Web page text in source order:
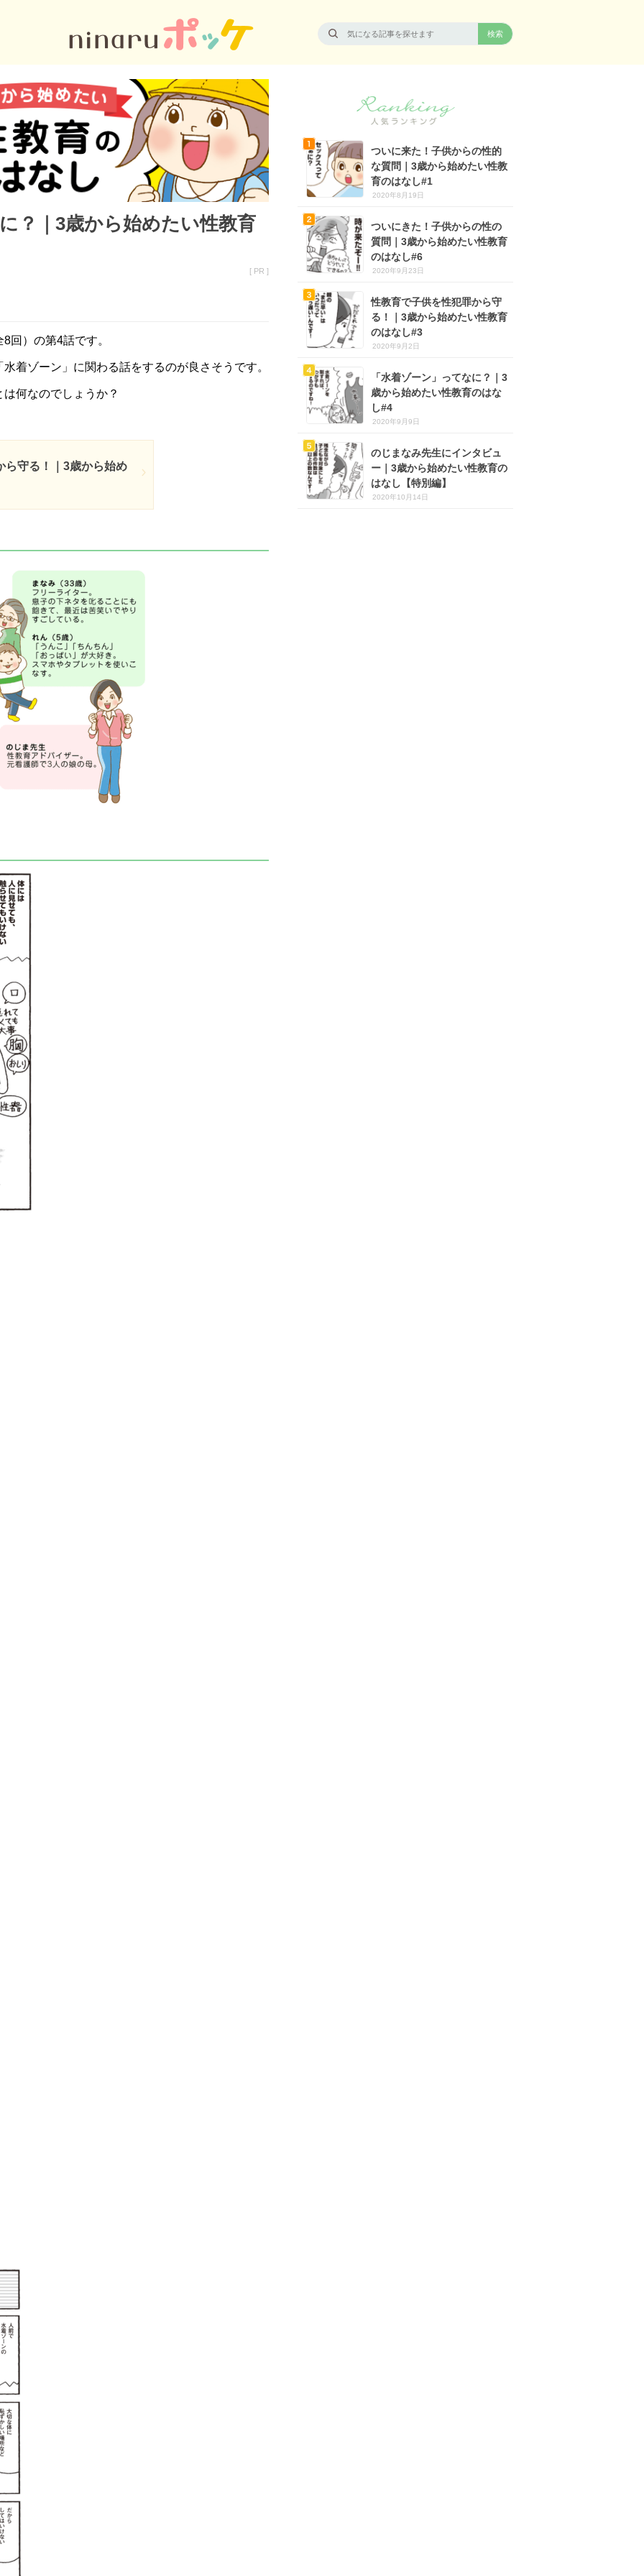
？｜3歳から始めたい性教育
[ PR ]
回）の第4話です。
着ゾーン」に関わる話をするのが良さそうです。
何なのでしょうか？
ら守る！｜3歳から始め
ついに来た！子供からの性的
な質問｜3歳から始めたい性教
育のはなし#1
2020年8月19日
ついにきた！子供からの性の
質問｜3歳から始めたい性教育
のはなし#6
2020年9月23日
性教育で子供を性犯罪から守
る！｜3歳から始めたい性教育
のはなし#3
2020年9月2日
「水着ゾーン」ってなに？｜3
歳から始めたい性教育のはな
し#4
2020年9月9日
のじまなみ先生にインタビュ
ー｜3歳から始めたい性教育の
はなし【特別編】
2020年10月14日